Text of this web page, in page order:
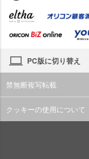
PC版に切り替え
禁無断複写転載
クッキーの使用について